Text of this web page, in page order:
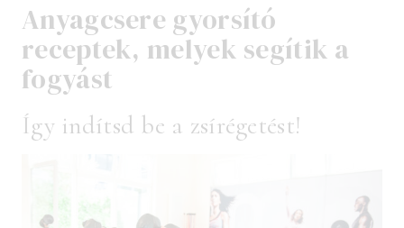
Anyagcsere gyorsító
receptek, melyek segítik a
fogyást
Így indítsd be a zsírégetést!